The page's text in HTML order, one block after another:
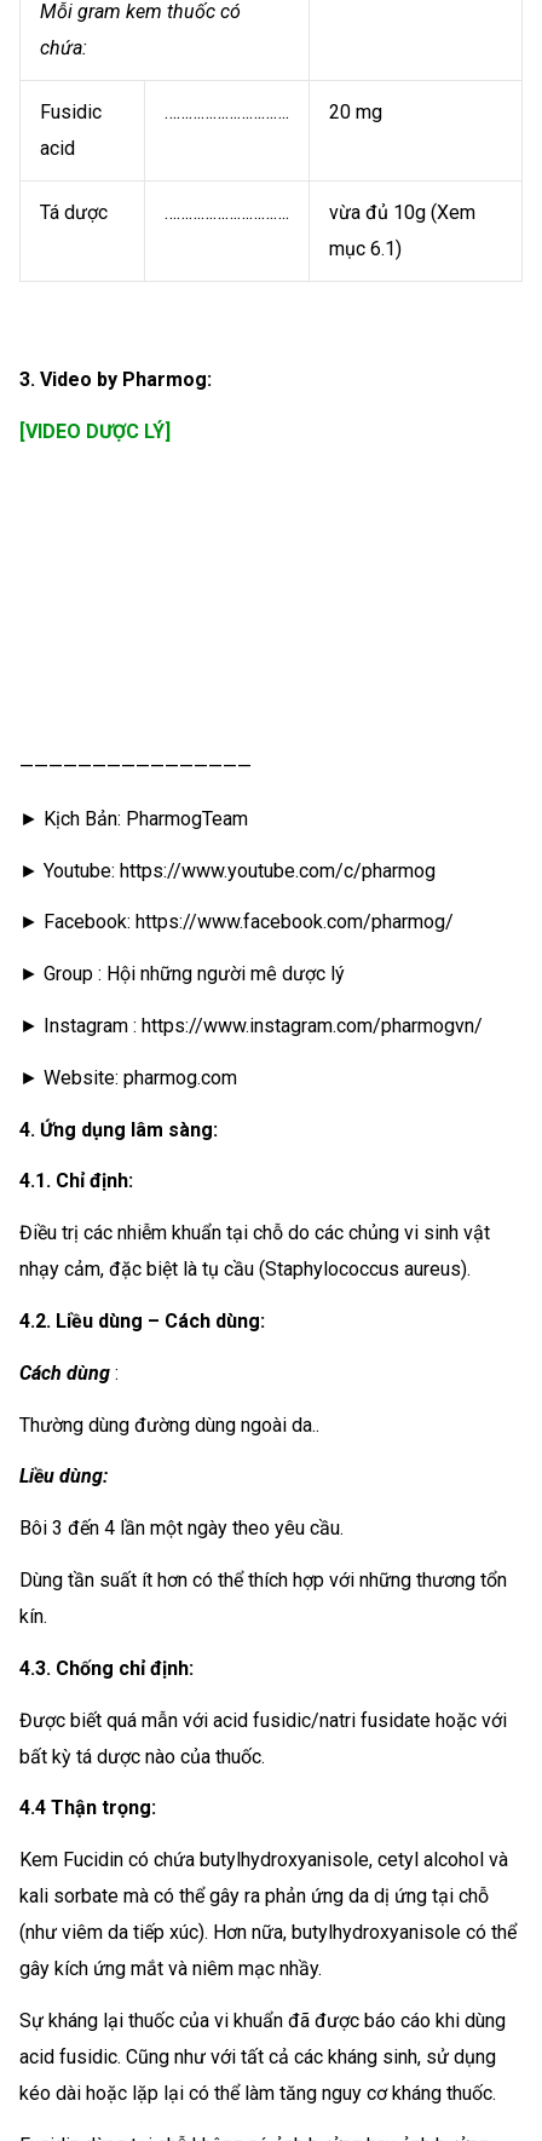
Mỗi gram kem thuốc có
chứa:
Fusidic
acid
…………………………. 20 mg
Tá dược ………………………….
vừa đủ 10g (Xem
mục 6.1)
3. Video by Pharmog:
[VIDEO DƯỢC LÝ]
————————————————
► Kịch Bản: PharmogTeam
► Youtube: https://www.youtube.com/c/pharmog
► Facebook: https://www.facebook.com/pharmog/
► Group : Hội những người mê dược lý
► Instagram : https://www.instagram.com/pharmogvn/
► Website: pharmog.com
4. Ứng dụng lâm sàng:
4.1. Chỉ định:
Điều trị các nhiễm khuẩn tại chỗ do các chủng vi sinh vật
nhạy cảm, đặc biệt là tụ cầu (Staphylococcus aureus).
4.2. Liều dùng – Cách dùng:
Cách dùng :
Thường dùng đường dùng ngoài da..
Liều dùng:
Bôi 3 đến 4 lần một ngày theo yêu cầu.
Dùng tần suất ít hơn có thể thích hợp với những thương tổn
kín.
4.3. Chống chỉ định:
Được biết quá mẫn với acid fusidic/natri fusidate hoặc với
bất kỳ tá dược nào của thuốc.
4.4 Thận trọng:
Kem Fucidin có chứa butylhydroxyanisole, cetyl alcohol và
kali sorbate mà có thể gây ra phản ứng da dị ứng tại chỗ
(như viêm da tiếp xúc). Hơn nữa, butylhydroxyanisole có thể
gây kích ứng mắt và niêm mạc nhầy.
Sự kháng lại thuốc của vi khuẩn đã được báo cáo khi dùng
acid fusidic. Cũng như với tất cả các kháng sinh, sử dụng
kéo dài hoặc lặp lại có thể làm tăng nguy cơ kháng thuốc.